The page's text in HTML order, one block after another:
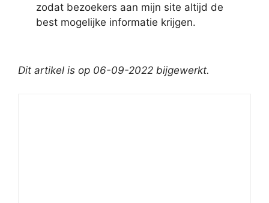
zodat bezoekers aan mijn site altijd de
best mogelijke informatie krijgen.
Dit artikel is op 06-09-2022 bijgewerkt.